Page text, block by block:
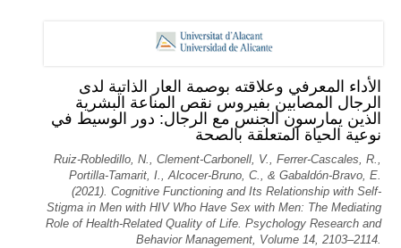
الأداء المعرفي وعلاقته بوصمة العار الذاتية لدى
الرجال المصابين بفيروس نقص المناعة البشرية
الذين يمارسون الجنس مع الرجال: دور الوسيط في
نوعية الحياة المتعلقة بالصحة
Ruiz-Robledillo, N., Clement-Carbonell, V., Ferrer-Cascales, R.,
Portilla-Tamarit, I., Alcocer-Bruno, C., & Gabaldón-Bravo, E.
(2021). Cognitive Functioning and Its Relationship with Self-
Stigma in Men with HIV Who Have Sex with Men: The Mediating
Role of Health-Related Quality of Life. Psychology Research and
Behavior Management, Volume 14, 2103–2114.